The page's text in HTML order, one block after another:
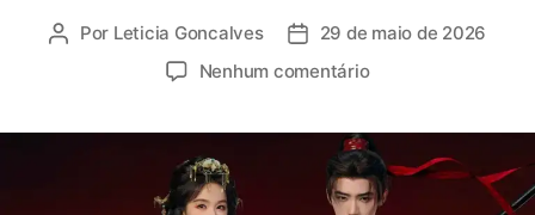
A
r
Por Leticia Goncalves
D
d
29 de maio de 2026
Nenhum comentárioe
O
U
K